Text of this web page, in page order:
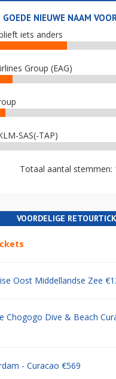
GOEDE NIEUWE NAAM
iets anders
Group (EAG)
SAS(-TAP)
Totaal aantal stemmen:
VOORDELIGE
Oost Middellandse Zee
Chogogo Dive & Beach
- Curacao €569